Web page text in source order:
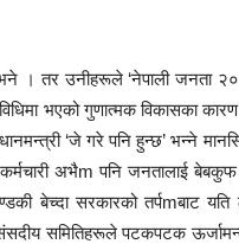
। तर उनीहरूले ‘नेपाली जनता
भएको गुणात्मक विकासका
‘जे गरे पनि हुन्छ’ भन्ने
अभैm पनि जनतालाई
बेच्दा सरकारको तर्पmबाट
समितिहरूले पटकपटक